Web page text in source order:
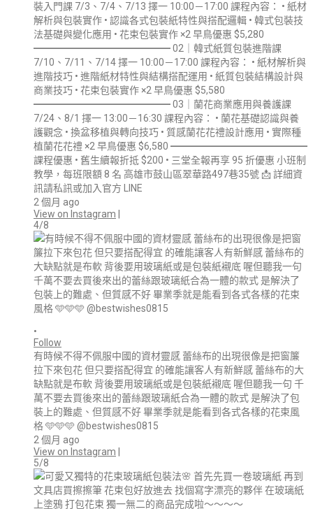
裝入門課 7/3、7/4、7/13 擇一 10:00－17:00 課程內容： • 紙材
解析與包裝實作 • 認識各式包裝紙特性與搭配邏輯 • 韓式包裝技
法基礎與變化應用 • 花束包裝實作 ×2 早鳥優惠 $5,280
━━━━━━━━━━━━━━ 02｜韓式紙質包裝進階課
7/10、7/11、7/14 擇一 10:00－17:00 課程內容： • 紙材解析與
進階技巧 • 進階紙材特性與結構搭配運用 • 紙質包裝結構設計與
商業技巧 • 花束包裝實作 ×2 早鳥優惠 $5,580
━━━━━━━━━━━━━━ 03｜蘭花商業應用與養護課
7/24、8/1 擇一 13:00－16:30 課程內容： • 蘭花基礎認識與養
護觀念 • 換盆移植與轉向技巧 • 質感蘭花花禮設計應用 • 實際種
植蘭花花禮 ×2 早鳥優惠 $6,580 ━━━━━━━━━━━━━━
課程優惠 • 舊生續報折抵 $200 • 三堂全報再享 95 折優惠 小班制
教學，每班限額 8 名 高雄市鼓山區翠華路497巷35號 📩 詳細資
訊請私訊或加入官方 LINE
2 個月 ago
View on Instagram
4/8
•
Follow
有時候不得不佩服中國的資材靈感 蕾絲布的出現很像是把窗簾
拉下來包花 但只要搭配得宜 的確能讓客人有新鮮感 蕾絲布的大
缺點就是布軟 背後要用玻璃紙或是包裝紙襯底 喔但聽我一句 千
萬不要去買後來出的蕾絲跟玻璃紙合為一體的款式 是解決了包
裝上的難處、但質感不好 畢業季就是能看到各式各樣的花束風
格 🩵🩵🩵 @bestwishes0815
2 個月 ago
View on Instagram
5/8